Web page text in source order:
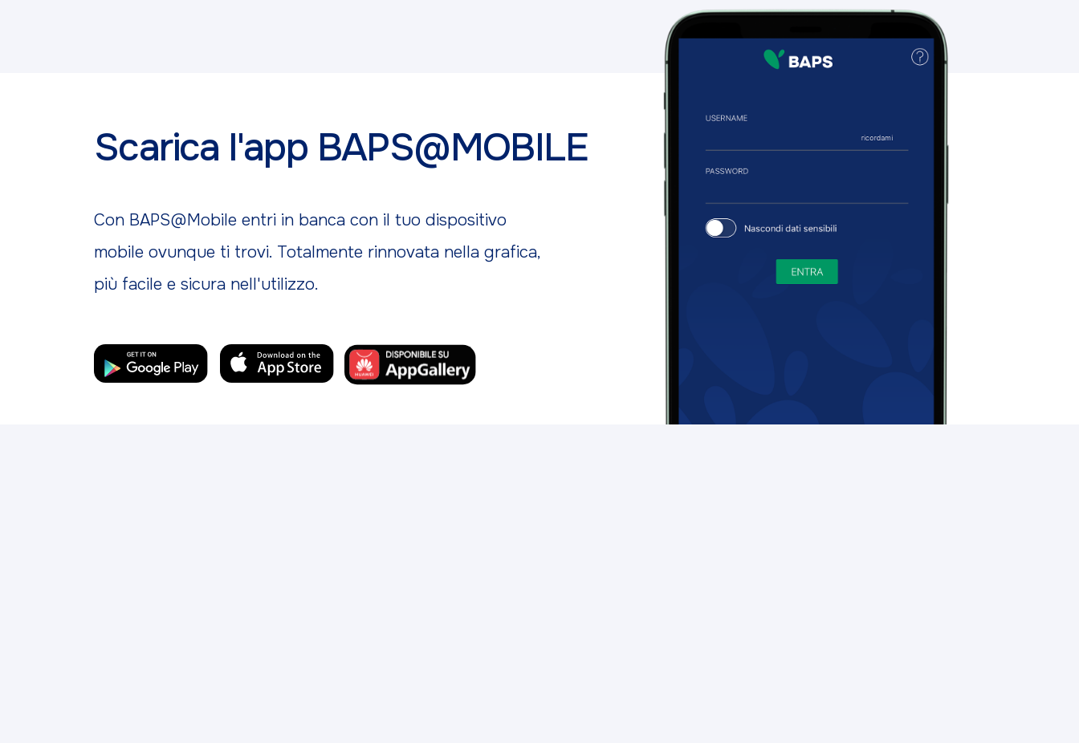
Scarica l'app BAPS@MOBILE
Con BAPS@Mobile entri in banca con il tuo dispositivo
mobile ovunque ti trovi. Totalmente rinnovata nella grafica,
più facile e sicura nell'utilizzo.